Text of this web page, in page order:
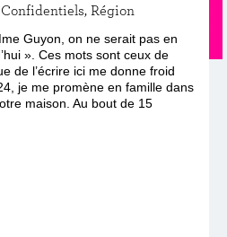
Région
Guyon, on ne serait pas en
». Ces mots sont ceux de
de l’écrire ici me donne froid
je me promène en famille dans
maison. Au bout de 15